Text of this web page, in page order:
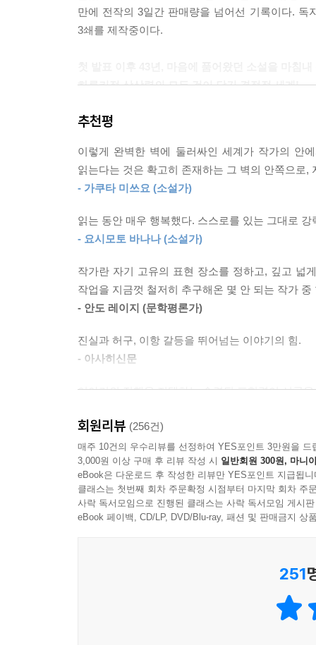
우리는 자신들이 서 있는 견고한 지면 아래, 땅속
것을 보고 이쪽으로 다시 돌아온 자는 과연 얼마나
--- p.280
“지금 여기서 말씀드릴 수 있는 건 오직 하나―믿
로 뚜렷해집니다. 그럼으로써 이다음에 올 격렬한
한 세계와 또다른 세계의 경계를 초월할 수 있는,
--- p.667
만에 전작의 3일간 판매량을 넘어선 기록이다.
3쇄를 제작중이다.
하루키적 상상력의 모든 것이 담긴 결정적 세계!
“이 작품에는 무언가 나에게 매우 중요한 요소가
무라카미 하루키의 신작 장편소설 『도시와 그
문예지에 소설을 비롯한 다양한 글을 발표했고,
사이에서도 오랜 미스터리로 남은 작품이 문예지
삼 년간의 집필 끝에 총 3부 구성의 장편소설 『
일으키며 전 세계 독자들의 사랑을 받고 있는 70
않았다. (…) 그사이 나는 서른한 살에서 일흔한
(혹은 완성할 수 있어서) 솔직히 마음이 무척 편
마음속에 비밀을 품지 않은 사람은 없다.
“진짜 내가 사는 곳은 높은 벽에 둘러싸인 그 도시
열일곱 살 남고생인 ‘나’, 열여섯 살 여고생인 ‘
없는 말을 한다. “진짜 내가 사는 곳은 높은 벽에
‘나’는 어리둥절하지만 이내 소녀가 들려주는
소녀가 말한 도시는 견고하고 높은 돌벽으로 둘
도서관이 하나 있는데, 그곳 서가에는 책이 아
추천평
이렇게 완벽한 벽에 둘러싸인 세계가 작가의 안
읽는다는 것은 확고히 존재하는 그 벽의 안쪽으로
- 가쿠타 미쓰요 (소설가)
읽는 동안 매우 행복했다. 스스로를 있는 그대로
- 요시모토 바나나 (소설가)
작가란 자기 고유의 표현 장소를 정하고, 깊고 넓
작업을 지금껏 철저히 추구해온 몇 안 되는 작가
- 안도 레이지 (문학평론가)
진실과 허구, 이항 갈등을 뛰어넘는 이야기의 힘.
- 아사히신문
이야기의 진행을 지탱하는 숙련된 표현력이 시공
인간이 존재하며 맞닥뜨리는 벽에 대해 생각하게
- 도쿄신문
마음의 벽을 뚫고 나오는 용기에 대한 이야기.
- 니혼게이자이신문
회원리뷰 (256건)
매주 10건의 우수리뷰를 선정하여 YES포인트 3만원을 드
3,000원 이상 구매 후 리뷰 작성 시 일반회원 300원, 마니
eBook은 다운로드 후 작성한 리뷰만 YES포인트 지급됩니
클래스는 첫번째 회차 주문확정 시점부터 마지막 회차 주
사락 독서모임으로 진행된 클래스는 사락 독서모임 게시
eBook 페이백, CD/LP, DVD/Blu-ray, 패션 및 판매금지 상
251